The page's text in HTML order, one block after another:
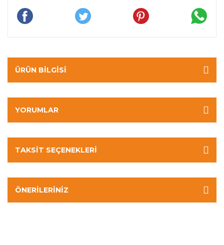
ÜRÜN BILGISI
YORUMLAR
TAKSIT SEÇENEKLERI
ÖNERILERINIZ